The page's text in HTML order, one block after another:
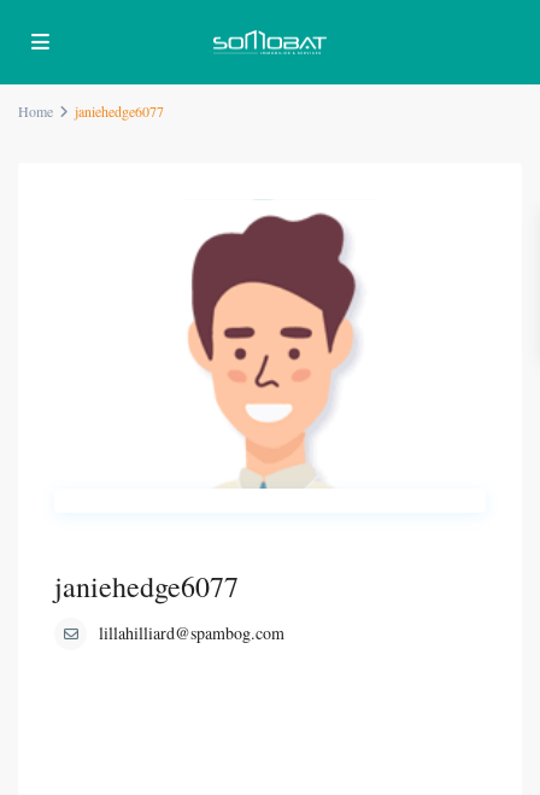
Home janiehedge6077
janiehedge6077
lillahilliard@spambog.com